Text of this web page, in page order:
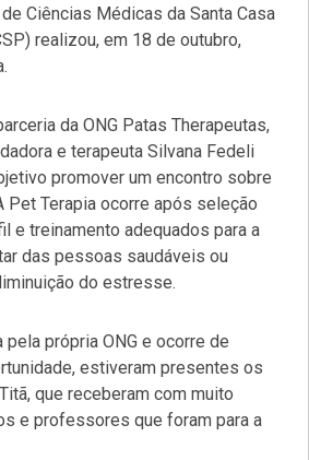
Ciências Médicas da Santa Casa
realizou, em 18 de outubro,
da ONG Patas Therapeutas,
e terapeuta Silvana Fedeli
promover um encontro sobre
Pet Terapia ocorre após seleção
e treinamento adequados para a
das pessoas saudáveis ou
do estresse.
própria ONG e ocorre de
estiveram presentes os
que receberam com muito
e professores que foram para a